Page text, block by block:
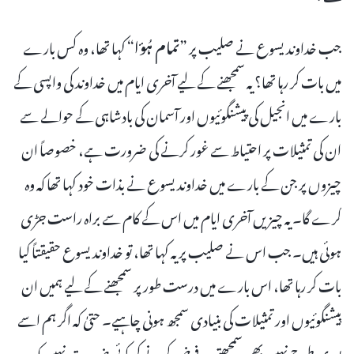
جب خداوند یسوع نے صلیب پر ”تمام ہُؤا“ کہا تھا، وہ کس بارے
میں بات کر رہا تھا؟ یہ سمجھنے کے لیے آخری ایام میں خداوند کی واپسی کے
بارے میں انجیل کی پیشنگوئیوں اور آسمان کی بادشاہی کے حوالے سے
ان کی تمثیلات پر احتیاط سے غور کرنے کی ضرورت ہے، خصوصاً ان
چیزوں پر جن کے بارے میں خداوند یسوع نے بذات خود کہا تھا کہ وہ
کرے گا۔ یہ چیزیں آخری ایام میں اس کے کام سے براہ راست جڑی
ہوئی ہیں۔ جب اس نے صلیب پر یہ کہا تھا، تو خداوند یسوع حقیقتاً کیا
بات کر رہا تھا، اس بارے میں درست طور پر سمجھنے کے لیے ہمیں ان
پیشنگوئیوں اور تمثیلات کی بنیادی سمجھ ہونی چاہیے۔ حتیٰ کہ اگر ہم اسے